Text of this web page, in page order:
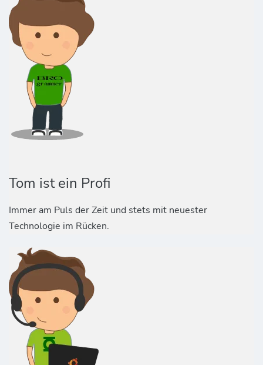
Tom ist ein Profi
Immer am Puls der Zeit und stets mit neuester
Technologie im Rücken.